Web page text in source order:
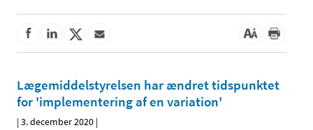
Lægemiddelstyrelsen har ændret tidspunktet
for 'implementering af en variation'
|3. december 2020 |